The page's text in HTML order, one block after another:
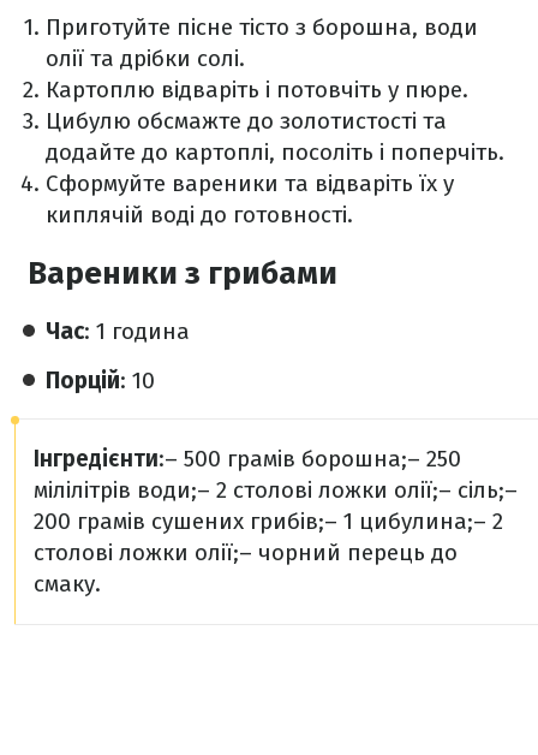
Приготуйте пісне тісто з борошна, води
олії та дрібки солі.
Картоплю відваріть і потовчіть у пюре.
Цибулю обсмажте до золотистості та
додайте до картоплі, посоліть і поперчіть.
Сформуйте вареники та відваріть їх у
киплячій воді до готовності.
Вареники з грибами
Час: 1 година
Порцій: 10
Інгредієнти:– 500 грамів борошна;– 250
мілілітрів води;– 2 столові ложки олії;– сіль;–
200 грамів сушених грибів;– 1 цибулина;– 2
столові ложки олії;– чорний перець до
смаку.